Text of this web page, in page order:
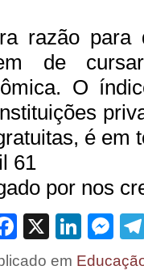
razão para
de
O
é em
61
por nos
Facebook
X
em